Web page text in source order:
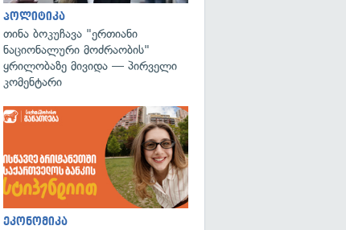
გადახედვა
პოლიტიკა
თინა ბოკუჩავა "ერთიანი
ნაციონალური მოძრაობის"
ყრილობაზე მივიდა — პირველი
კომენტარი
ეკონომიკა